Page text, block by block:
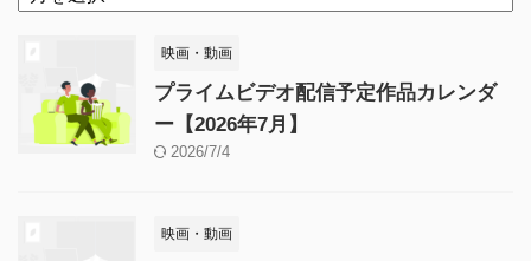
映画・動画
プライムビデオ配信予定作品カレンダ
ー【2026年7月】
2026/7/4
映画・動画